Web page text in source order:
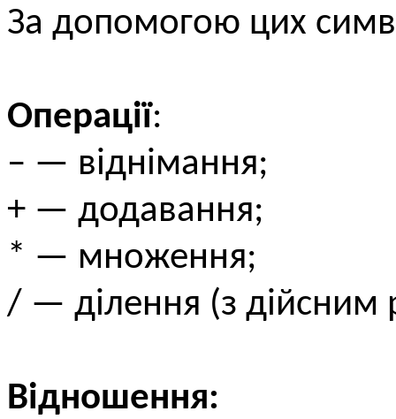
За допомогою цих
Операції:
– — віднімання;
+ — додавання;
* — множення;
/ — ділення (з дійсним
Відношення: